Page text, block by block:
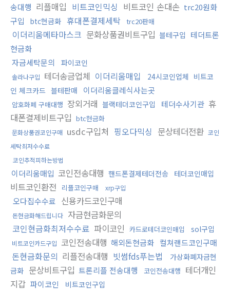
송대행 리플매입 비트코인믹싱 비트코인 손대손 trc20원화
구입
btc현금화 휴대폰결제세탁 trc20판매
이더리움메타마스크 문화상품권비트구입 블테구입 테더트론
현금화
자금세탁문의
파이코인
솔라나구입 테더송금업체 이더리움매입 24시코인업체 비트코
인 체크카드 블테판매 이더리움클레식사는곳
암호화폐 구매대행 장외거래 블랙테더코인구입 테더수사기관 휴
대폰결제비트구입 btc현금화
문화상품권코인구매 usdc구입처 핑오다믹싱 문상테더전환 코인
세탁최저수수료
코인추적피하는방법
이더리움매입 코인전송대행 핸드폰결제테더전송 테더코인매입
비트코인환전 리플코인구매 xrp구입
오다집수수료 신용카드코인구매
돈현금화해드립니다 자금현금화문의
코인현금화최저수수료 파이코인 카드로테더코인매입 sol구입
비트코인카드구입 코인전송대행 해외돈현금화 컬쳐랜드코인구매
돈현금화문의 리플전송대행 빗썸fds푸는법
가상화폐자금현
금화 문상비트구입 트론리플 전송대행 코인전송대행 테더개인
지갑 파이코인 비트코인구입